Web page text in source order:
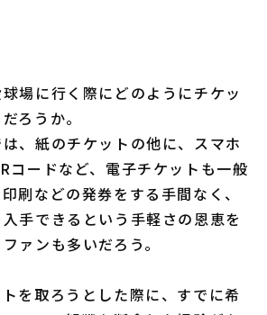
・バファローズ
場に行く際にどのようにチケッ
ろうか。
、紙のチケットの他に、スマホ
コードなど、電子チケットも一般
刷などの発券をする手間なく、
手できるという手軽さの恩恵を
ァンも多いだろう。
を取ろうとした際に、すでに希